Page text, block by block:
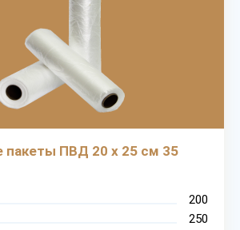
пакеты ПВД 20 х 25 см 35
200
250